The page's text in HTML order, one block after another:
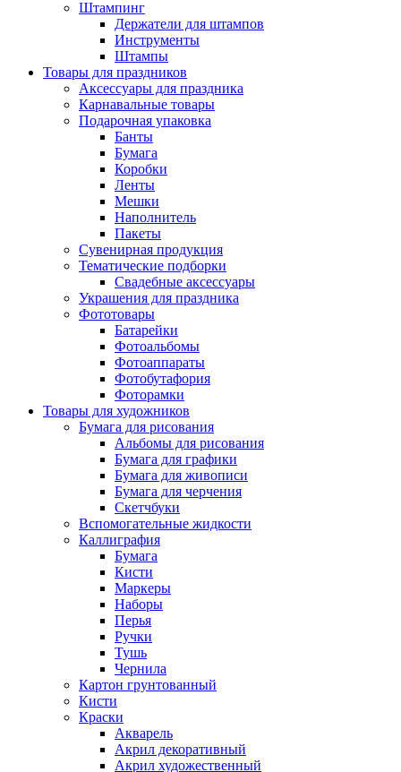
Штампинг
Держатели для штампов
Инструменты
Штампы
Товары для праздников
Аксессуары для праздника
Карнавальные товары
Подарочная упаковка
Банты
Бумага
Коробки
Ленты
Мешки
Наполнитель
Пакеты
Сувенирная продукция
Тематические подборки
Свадебные аксессуары
Украшения для праздника
Фототовары
Батарейки
Фотоальбомы
Фотоаппараты
Фотобутафория
Фоторамки
Товары для художников
Бумага для рисования
Альбомы для рисования
Бумага для графики
Бумага для живописи
Бумага для черчения
Скетчбуки
Вспомогательные жидкости
Каллиграфия
Бумага
Кисти
Маркеры
Наборы
Перья
Ручки
Тушь
Чернила
Картон грунтованный
Кисти
Краски
Акварель
Акрил декоративный
Акрил художественный